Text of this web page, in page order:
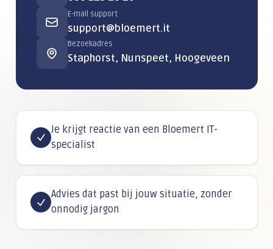
E-mail support
support@bloemert.it
Bezoekadres
Staphorst, Nunspeet, Hoogeveen
Je krijgt reactie van een Bloemert IT-
specialist
Advies dat past bij jouw situatie, zonder
onnodig jargon